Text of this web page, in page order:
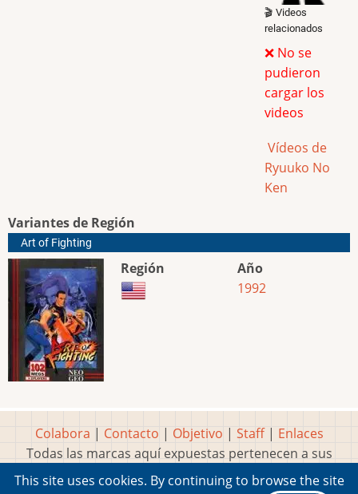
🎬 Videos
relacionados
❌ No se
pudieron
cargar los
videos
Vídeos de
Ryuuko No
Ken
Variantes de Región
Art of Fighting
Región
Año
1992
Colabora | Contacto | Objetivo | Staff| Enlaces
Todas las marcas aquí expuestas pertenecen a sus
respectivos y legítimos dueños
This site uses cookies. By continuing to browse the site